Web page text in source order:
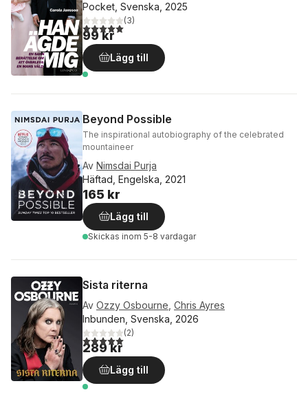
Pocket, Svenska, 2025
5,0utav 5 stjärnor. Totalt antal röster:
(3)
99 kr
Lägg till
Beyond Possible
The inspirational autobiography of the celebrated
mountaineer
Av Nimsdai Purja
Häftad, Engelska, 2021
165 kr
Lägg till
Skickas inom 5-8 vardagar
Sista riterna
Av Ozzy Osbourne Chris Ayres
Inbunden, Svenska, 2026
5,0utav 5 stjärnor. Totalt antal röster:
(2)
289 kr
Lägg till